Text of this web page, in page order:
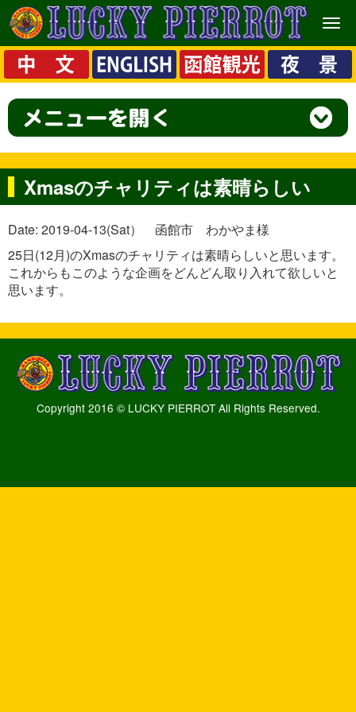
メ
ニ
ュ
ー
Xmasのチャリティは素晴らしい
Date: 2019-04-13(Sat） 函館市 わかやま様
25日(12月)のXmasのチャリティは素晴らしいと思います。
これからもこのような企画をどんどん取り入れて欲しいと
思います。
Copyright 2016 © LUCKY PIERROT All Rights Reserved.